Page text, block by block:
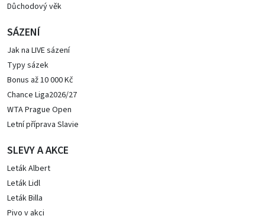
Důchodový věk
SÁZENÍ
Jak na LIVE sázení
Typy sázek
Bonus až 10 000 Kč
Chance Liga2026/27
WTA Prague Open
Letní příprava Slavie
SLEVY A AKCE
Leták Albert
Leták Lidl
Leták Billa
Pivo v akci